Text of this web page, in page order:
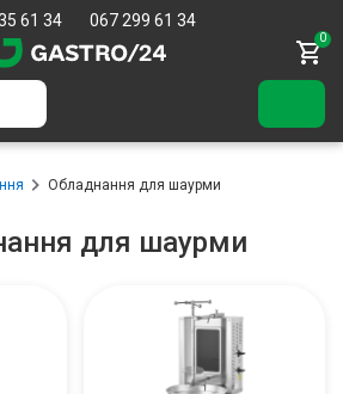
61 34 067 299 61 34
0
Обладнання для шаурми
для шаурми